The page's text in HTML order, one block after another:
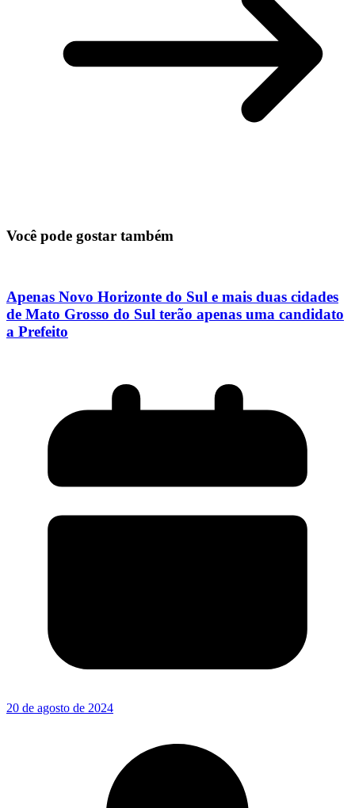
Você pode gostar também
Apenas Novo Horizonte do Sul e mais duas cidades
de Mato Grosso do Sul terão apenas uma candidato
a Prefeito
20 de agosto de 2024